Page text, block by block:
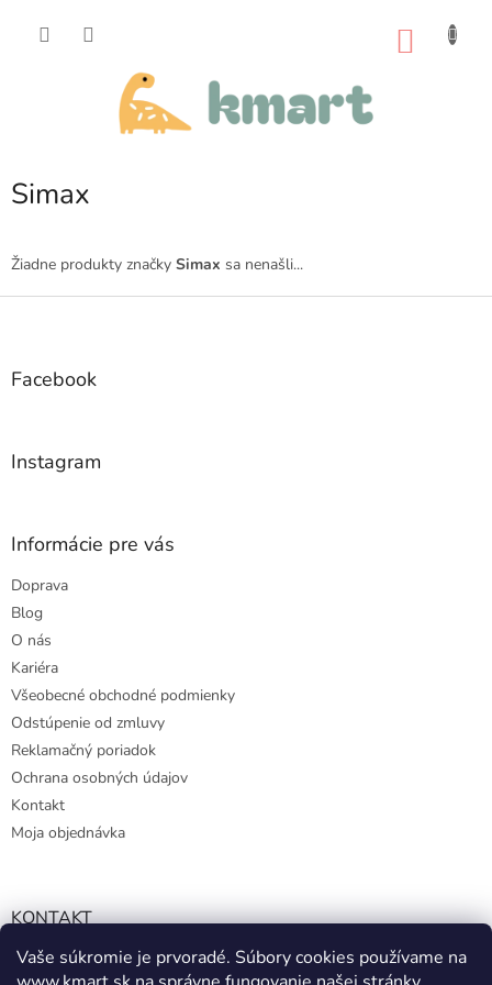
Vaše súkromie je prvoradé. Súbory cookies používame na
Simax
Žiadne produkty značky Simax sa nenašli...
Z
Facebook
Instagram
Informácie pre vás
Doprava
Blog
O nás
Kariéra
Všeobecné obchodné podmienky
Odstúpenie od zmluvy
Reklamačný poriadok
Ochrana osobných údajov
Kontakt
Moja objednávka
KONTAKT
info@kmart.sk